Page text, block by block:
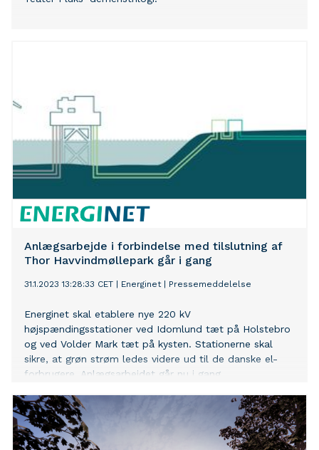
Anlægsarbejde i forbindelse med tilslutning af
Thor Havvindmøllepark går i gang
31.1.2023 13:28:33 CET Energinet| Pressemeddelelse
Energinet skal etablere nye 220 kV
højspændingsstationer ved Idomlund tæt på Holstebro
og ved Volder Mark tæt på kysten. Stationerne skal
sikre, at grøn strøm ledes videre ud til de danske el-
forbrugere. Anlægsarbejdet går nu i gang.